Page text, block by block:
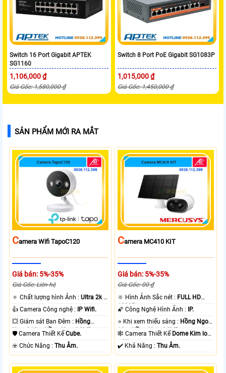
Switch 16 Port Gigabit APTEK
SG1160
1,106,000 ₫
Giá Gốc: 1,580,000 ₫
Switch 8 Port PoE Gigabit SG1083P
1,015,000 ₫
Giá Gốc: 1,450,000 ₫
SẢN PHẨM MỚI RA MẮT
CAmera Wifi TapoC120
Giá bán: 5%-35%
Giá Gốc: Liên hệ
🔅 Chất lượng hình Ảnh :Ultra 2k +
.
👍 Camera Công nghệ :
IP Wifi.
💥 Giám sát Ban Đêm : Hồng
Ngoại 10m Hồng Ngoại SMD.
🛡 Camera Thiết KếCube.
️☣️ Chức Năng :Thu Âm.
CAmera MC410 KIT
Giá bán: 5%-35%
Giá Gốc: 00 ₫
🔆 Hình Ảnh Sắc nét : FULL HD
1080P .
🌠 Công Nghệ Hình Ảnh :
IP.
⭐ Khi xem thiếu sáng : Hồng Ngoại
10m Hồng Ngoại SMD.
🕸️ Camera Thiết Kế Dome Kim loại
+ Nhựa.
️✔️ Khả Năng :Thu Âm.